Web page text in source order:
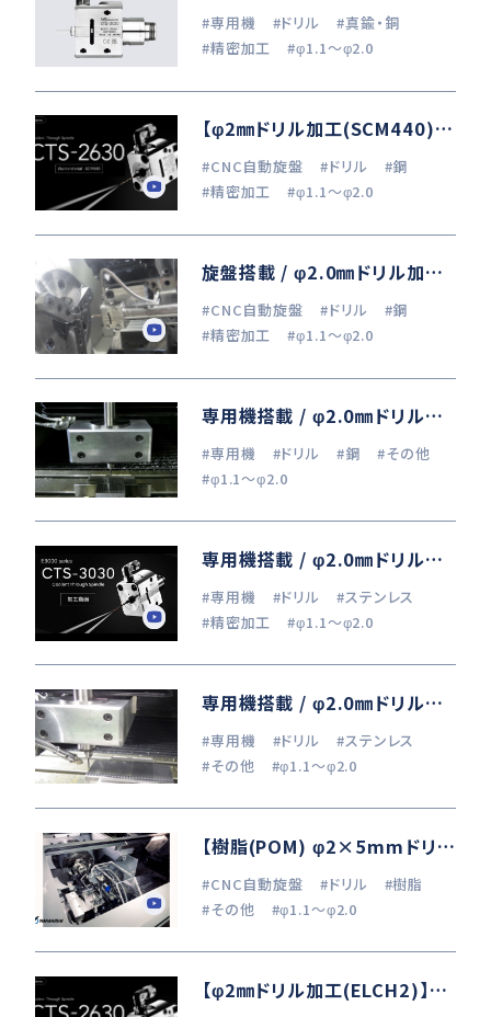
#専用機 #ドリル
#真鍮・銅
#精密加工
#φ1.1～φ2.0
【φ2㎜ドリル加工(SCM440)】CNC旋盤 × クーラントスルースピンドル / MITSUBISHI MATERIALS collaboration
#CNC自動旋盤 #ドリル
#鋼
#精密加工
#φ1.1～φ2.0
旋盤搭載 / φ2.0㎜ドリル加工 (SCM440)
#CNC自動旋盤 #ドリル
#鋼
#精密加工
#φ1.1～φ2.0
専用機搭載 / φ2.0㎜ドリル加工 (S50C)
#専用機 #ドリル #鋼
#その他
#φ1.1～φ2.0
専用機搭載 / φ2.0㎜ドリル加工 (SUS304)
#専用機 #ドリル
#ステンレス
#精密加工
#φ1.1～φ2.0
専用機搭載 / φ2.0㎜ドリル加工 (SUS304)
#専用機 #ドリル
#ステンレス
#その他
#φ1.1～φ2.0
【樹脂(POM) φ2×5mmドリル加工】CNC旋盤×フランジスピンドル
#CNC自動旋盤 #ドリル
#樹脂
#その他
#φ1.1～φ2.0
【φ2㎜ドリル加工(ELCH2)】CNC旋盤 × クーラントスルースピンドル / MITSUBISHI MATERIALS collaboration